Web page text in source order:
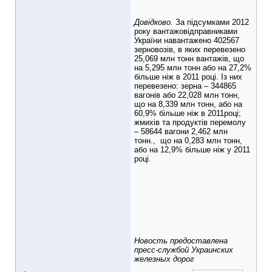
Довідково. За підсумками 2012
року вантажовідправниками
України навантажено 402567
зерновозів, в яких перевезено
25,069 млн тонн вантажів, що
на 5,295 млн тонн або на 27,2%
більше ніж в 2011 році. Із них
перевезено: зерна – 344865
вагонів або 22,028 млн тонн,
що на 8,339 млн тонн, або на
60,9% більше ніж в 2011році;
жмихів та продуктів перемолу
– 58644 вагони 2,462 млн
тонн., що на 0,283 млн тонн,
або на 12,9% більше ніж у 2011
році.
Новость предоставлена
пресс-службой Украинских
железных дорог